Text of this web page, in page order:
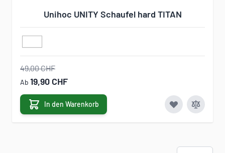
Unihoc UNITY Schaufel hard TITAN
49,00 CHF
Ab 19,90 CHF
In den Warenkorb